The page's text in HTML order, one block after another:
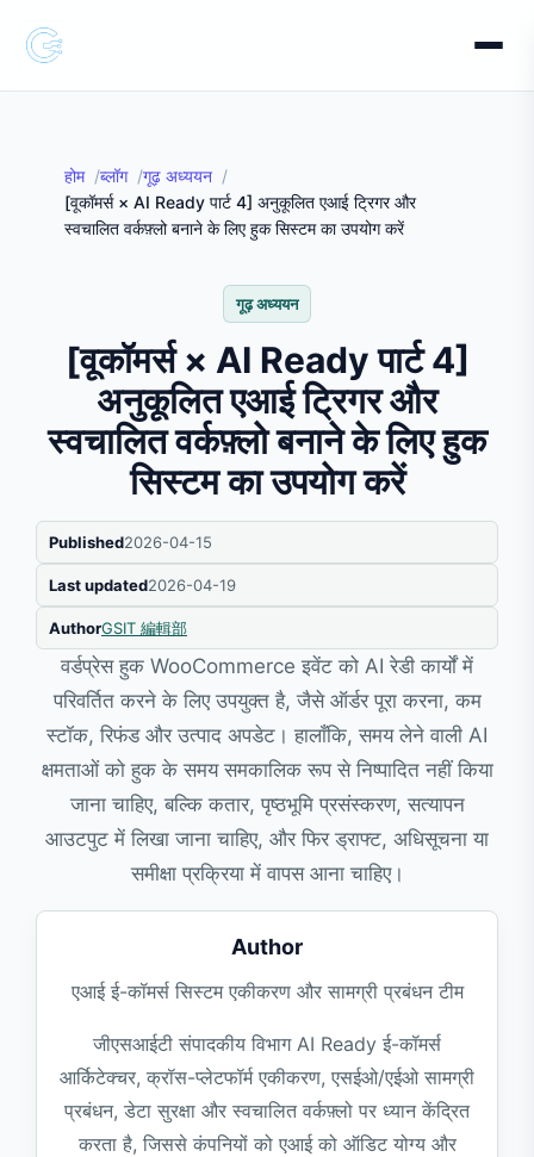
होम ब्लॉग
गूढ़ अध्ययन
[वूकॉमर्स × AI Ready पार्ट 4] अनुकूलित एआई ट्रिगर और
स्वचालित वर्कफ़्लो बनाने के लिए हुक सिस्टम का उपयोग करें
गूढ़ अध्ययन
[वूकॉमर्स × AI Ready पार्ट 4]
अनुकूलित एआई ट्रिगर और
स्वचालित वर्कफ़्लो बनाने के लिए हुक
सिस्टम का उपयोग करें
Published2026-04-15
Last updated2026-04-19
AuthorGSIT 編輯部
वर्डप्रेस हुक WooCommerce इवेंट को AI रेडी कार्यों में
परिवर्तित करने के लिए उपयुक्त है, जैसे ऑर्डर पूरा करना, कम
स्टॉक, रिफंड और उत्पाद अपडेट। हालाँकि, समय लेने वाली AI
क्षमताओं को हुक के समय समकालिक रूप से निष्पादित नहीं किया
जाना चाहिए, बल्कि कतार, पृष्ठभूमि प्रसंस्करण, सत्यापन
आउटपुट में लिखा जाना चाहिए, और फिर ड्राफ्ट, अधिसूचना या
समीक्षा प्रक्रिया में वापस आना चाहिए।
Author
एआई ई-कॉमर्स सिस्टम एकीकरण और सामग्री प्रबंधन टीम
जीएसआईटी संपादकीय विभाग AI Ready ई-कॉमर्स
आर्किटेक्चर, क्रॉस-प्लेटफॉर्म एकीकरण, एसईओ/एईओ सामग्री
प्रबंधन, डेटा सुरक्षा और स्वचालित वर्कफ़्लो पर ध्यान केंद्रित
करता है, जिससे कंपनियों को एआई को ऑडिट योग्य और